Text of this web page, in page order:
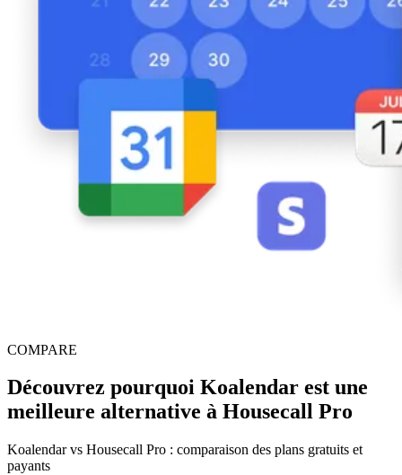
COMPARE
Découvrez pourquoi Koalendar est une
meilleure alternative à Housecall Pro
Koalendar vs Housecall Pro : comparaison des plans gratuits et
payants